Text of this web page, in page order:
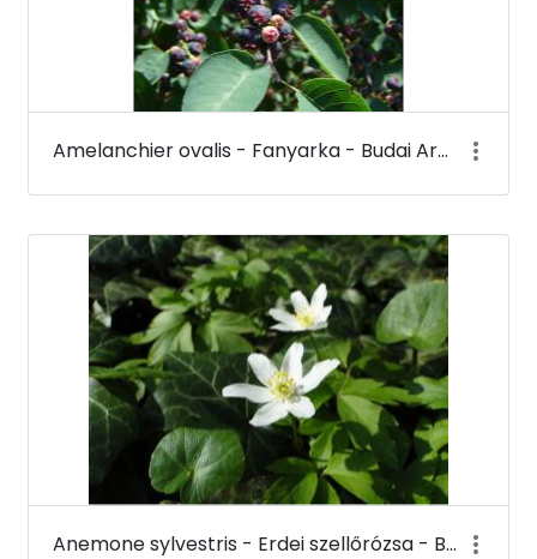
Amelanchier ovalis - Fanyarka - Budai Arborétum
Anemone sylvestris - Erdei szellőrózsa - Budai Arborétum